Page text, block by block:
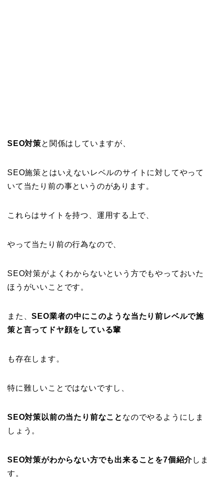
SEO対策と関係はしていますが、
SEO施策とはいえないレベルのサイトに対してやって
いて当たり前の事というのがあります。
これらはサイトを持つ、運用する上で、
やって当たり前の行為なので、
SEO対策がよくわからないという方でもやっておいた
ほうがいいことです。
また、SEO業者の中にこのような当たり前レベルで施
策と言ってドヤ顔をしている輩
も存在します。
特に難しいことではないですし、
SEO対策以前の当たり前なこと なのでやるようにしま
しょう。
SEO対策がわからない方でも出来ることを7個紹介しま
す。